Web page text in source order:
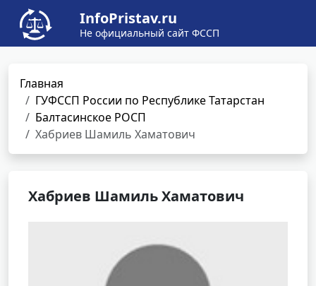
InfoPristav.ru
Не официальный сайт ФССП
Главная
ГУФССП России по Республике Татарстан
Балтасинское РОСП
Хабриев Шамиль Хаматович
Хабриев Шамиль Хаматович